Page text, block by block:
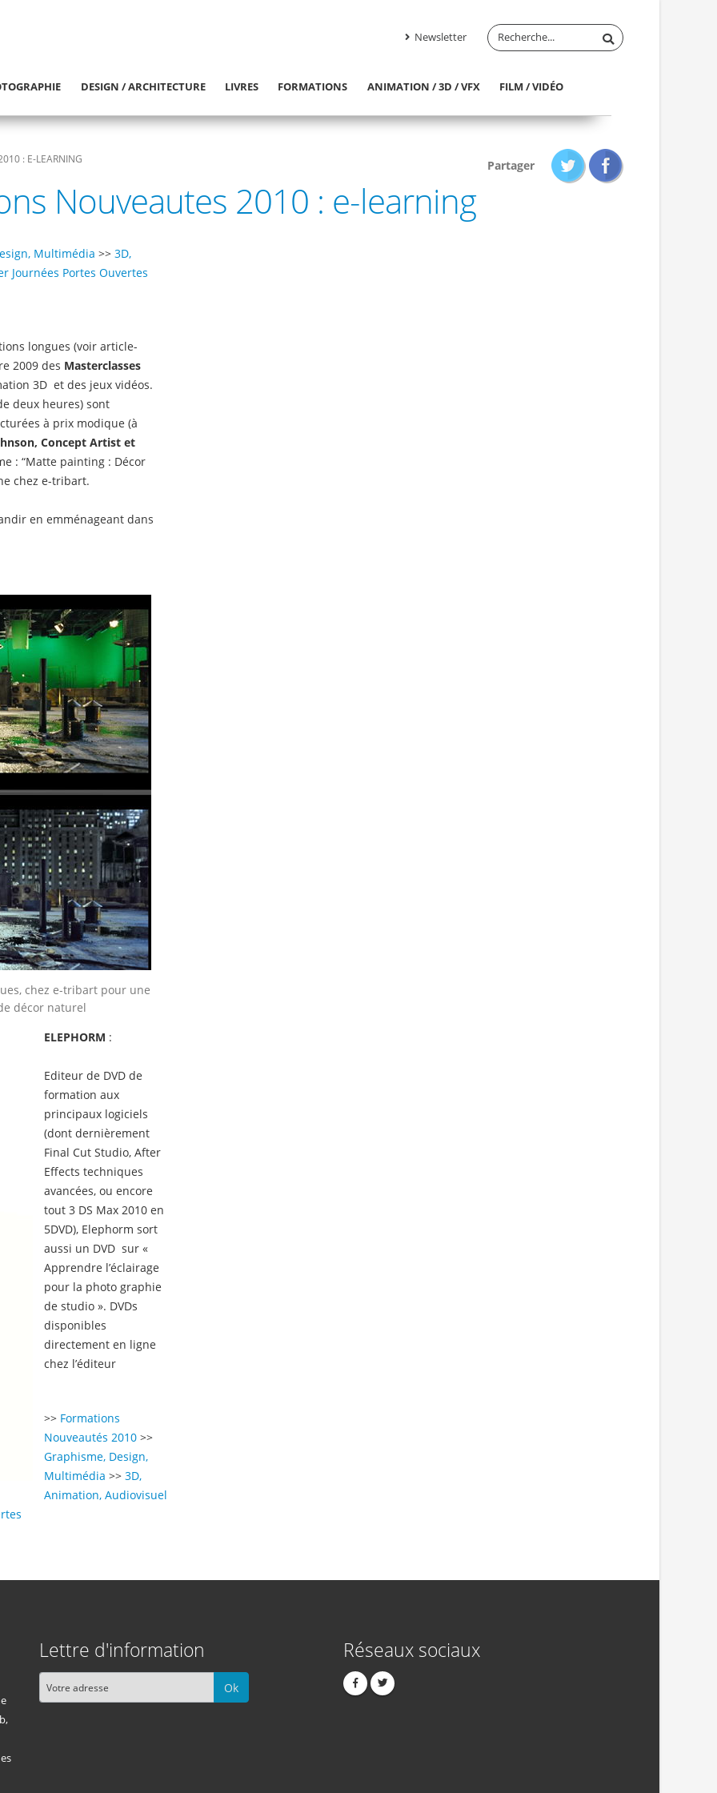
Newsletter
DESIGN / ARCHITECTURE LIVRES FORMATIONS ANIMATION / 3D / VFX FILM / VIDÉO
: E-LEARNING Partager
Nouveautes 2010 : e-learning
Multimédia >> 3D,
Journées Portes Ouvertes
longues (voir article-
2009 des Masterclasses
3D et des jeux vidéos.
deux heures) sont
à prix modique (à
Concept Artist et
: “Matte painting : Décor
chez e-tribart.
en emménageant dans
chez e-tribart pour une
décor naturel
ELEPHORM :
Editeur de DVD de
formation aux
principaux logiciels
(dont dernièrement
Final Cut Studio, After
Effects techniques
avancées, ou encore
tout 3 DS Max 2010 en
5DVD), Elephorm sort
aussi un DVD sur «
Apprendre l’éclairage
pour la photo graphie
de studio ». DVDs
disponibles
directement en ligne
chez l’éditeur
>> Formations
Nouveautés 2010 >>
Graphisme, Design,
Multimédia >> 3D,
Animation, Audiovisuel
Lettre d'information
Ok
Réseaux sociaux